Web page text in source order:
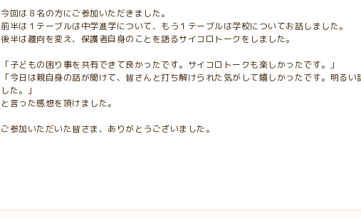
今回は８名の方にご参加いただきました。
前半は１テーブルは中学進学について、もう１テーブルは学校についてお話しました。
後半は趣向を変え、保護者自身のことを語るサイコロトークをしました。
「子どもの困り事を共有できて良かったです。サイコロトークも楽しかったです。」
「今日は親自身の話が聞けて、皆さんと打ち解けられた気がして嬉しかったです。明る
した。」
と言った感想を頂けました。
ご参加いただいた皆さま、ありがとうございました。